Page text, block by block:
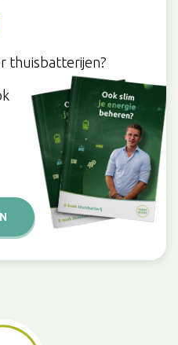
thuisbatterijen?